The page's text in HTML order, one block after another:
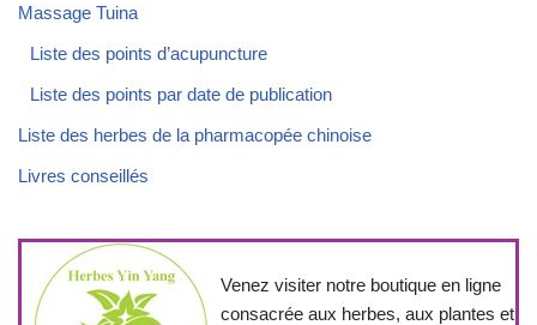
Massage Tuina
Liste des points d’acupuncture
Liste des points par date de publication
Liste des herbes de la pharmacopée chinoise
Livres conseillés
Venez visiter notre boutique en ligne
consacrée aux herbes, aux plantes et